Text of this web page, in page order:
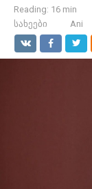
Reading: 16 min
სახეები
Ani